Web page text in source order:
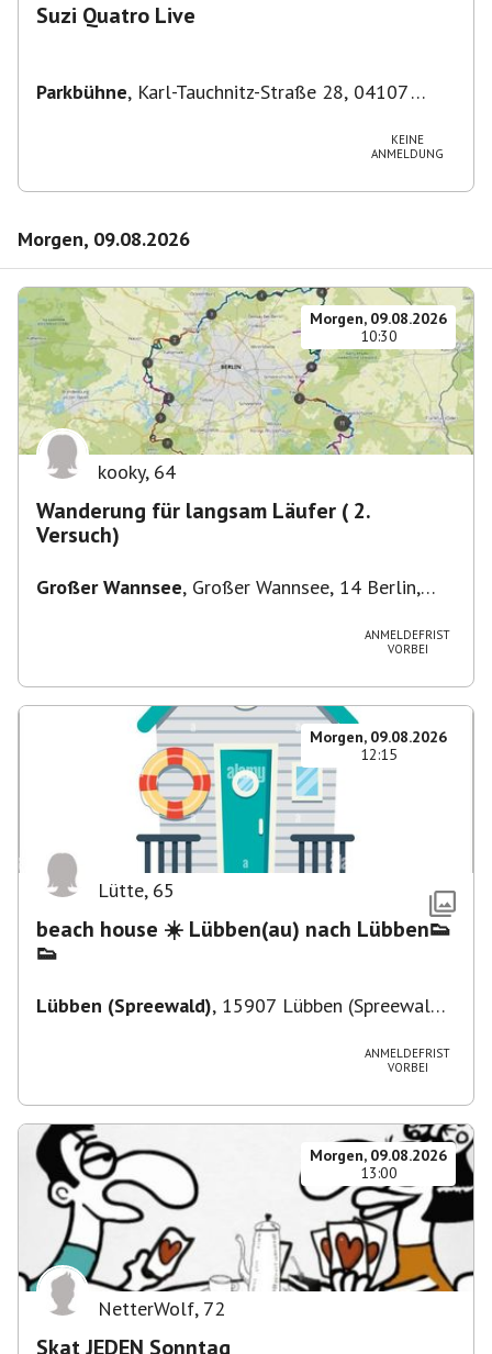
Suzi Quatro Live
Parkbühne, Karl-Tauchnitz-Straße 28, 04107
KEINE
ANMELDUNG
Morgen, 09.08.2026
Morgen, 09.08.2026
10:30
kooky, 64
Wanderung für langsam Läufer ( 2.
Versuch)
Großer Wannsee, Großer Wannsee, 14 Berlin,
ANMELDEFRIST
VORBEI
Morgen, 09.08.2026
12:15
Lütte, 65
beach house ☀️ Lübben(au) nach Lübben👟
👟
Lübben (Spreewald), 15907 Lübben (Spreewald),
ANMELDEFRIST
VORBEI
Morgen, 09.08.2026
13:00
NetterWolf, 72
Skat JEDEN Sonntag